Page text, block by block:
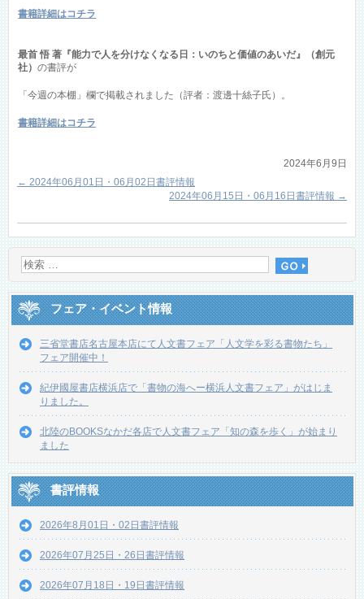
書籍詳細はコチラ
最首 悟 著『能力で人を分けなくなる日：いのちと価値のあいだ』（創元
社）の書評が
「今週の本棚」欄で掲載されました（評者：渡邊十絲子氏）。
書籍詳細はコチラ
2024年6月9日
← 2024年06月01日・06月02日書評情報
2024年06月15日・06月16日書評情報 →
フェア・イベント情報
三省堂書店名古屋本店にて人文書フェア「人文学を彩る書物たち」
フェア開催中！
紀伊國屋書店横浜店で「書物の海へー横浜人文書フェア」がはじま
りました。
北陸のBOOKSなかだ各店で人文書フェア「知の森を歩く」が始まり
ました
書評情報
2026年8月01日・02日書評情報
2026年07月25日・26日書評情報
2026年07月18日・19日書評情報